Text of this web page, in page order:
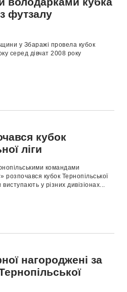
футзалу
у Збаражі провела кубок
серед дівчат 2008 року
кубок
ліги
командами
кубок Тернопільської
у різних дивізіонах...
нагороджені за